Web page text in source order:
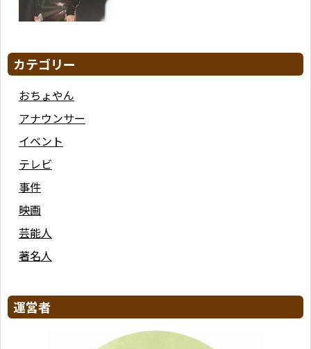
カテゴリー
おちょやん
アナウンサー
イベント
テレビ
事件
映画
芸能人
著名人
運営者